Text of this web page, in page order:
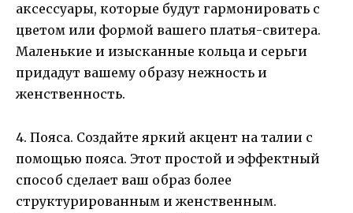
аксессуары, которые будут гармонировать с
цветом или формой вашего платья-свитера.
Маленькие и изысканные кольца и серьги
придадут вашему образу нежность и
женственность.
4. Пояса. Создайте яркий акцент на талии с
помощью пояса. Этот простой и эффектный
способ сделает ваш образ более
структурированным и женственным.